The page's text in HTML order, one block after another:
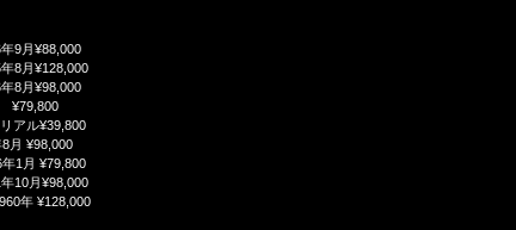
9月¥88,000
8月¥128,000
8月¥98,000
¥79,800
アル¥39,800
月 ¥98,000
1月 ¥79,800
10月¥98,000
年 ¥128,000